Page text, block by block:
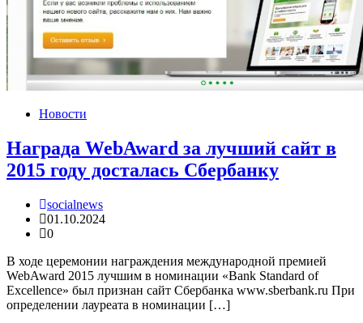
Новости
Награда WebAward за лучший сайт в
2015 году досталась Сбербанку
socialnews
01.10.2024
0
В ходе церемонии награждения международной премией
WebAward 2015 лучшим в номинации «Bank Standard of
Excellence» был признан сайт Сбербанка www.sberbank.ru При
определении лауреата в номинации […]